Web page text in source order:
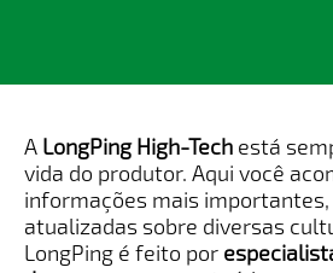
Serviços
Franquias
Carreiras
A LongPing High-Tech está
vida do produtor. Aqui você
informações mais
atualizadas sobre diversas
LongPing é feito por